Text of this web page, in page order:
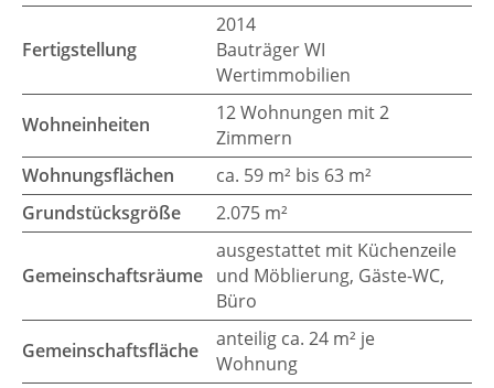
Fertigstellung
2014
Bauträger WI
Wertimmobilien
Wohneinheiten
12 Wohnungen mit 2
Zimmern
Wohnungsflächen
ca. 59 m² bis 63 m²
Grundstücksgröße
2.075 m²
Gemeinschaftsräume
ausgestattet mit Küchenzeile
und Möblierung, Gäste-WC,
Büro
Gemeinschaftsfläche
anteilig ca. 24 m² je
Wohnung